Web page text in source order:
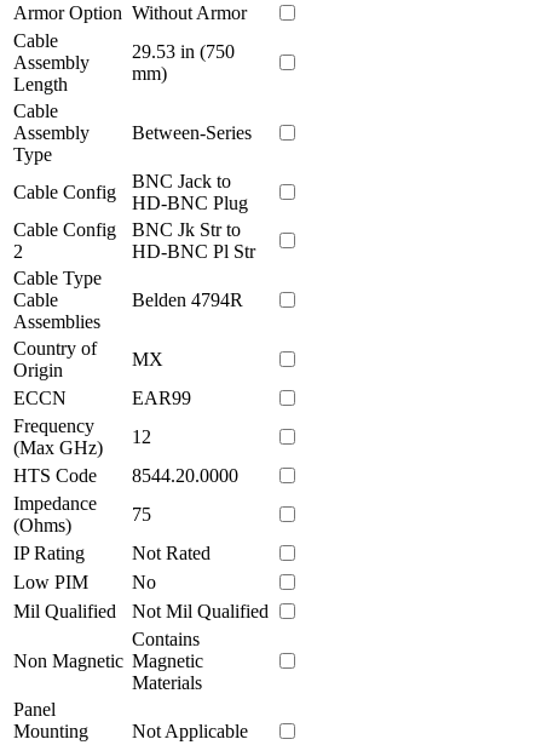
Armor Option Without Armor
Cable
Assembly
Length
29.53 in (750
mm)
Cable
Assembly
Type
Between-Series
Cable Config
BNC Jack to
HD-BNC Plug
Cable Config
2
BNC Jk Str to
HD-BNC Pl Str
Cable Type
Cable
Assemblies
Belden 4794R
Country of
Origin
MX
ECCN
EAR99
Frequency
(Max GHz)
12
HTS Code
8544.20.0000
Impedance
(Ohms)
75
IP Rating
Not Rated
Low PIM
No
Mil Qualified
Not Mil Qualified
Non Magnetic
Contains
Magnetic
Materials
Panel
Mounting
Not Applicable